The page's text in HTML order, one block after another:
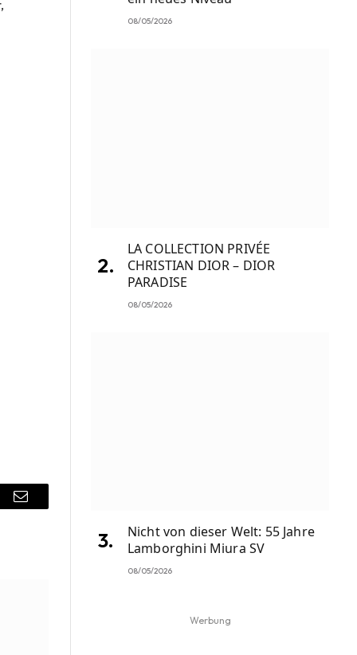
Email
08/05/2026
LA COLLECTION PRIVÉE
CHRISTIAN DIOR – DIOR
PARADISE
08/05/2026
Nicht von dieser Welt: 55 Jahre
Lamborghini Miura SV
08/05/2026
Werbung